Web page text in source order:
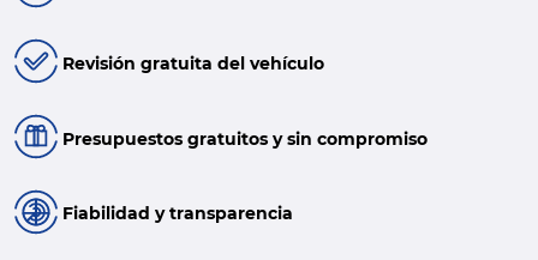
Revisión gratuita del vehículo
Presupuestos gratuitos y sin compromiso
Fiabilidad y transparencia